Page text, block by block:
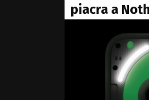
piacra a